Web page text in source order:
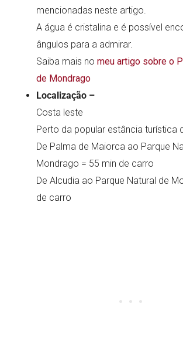
mencionadas neste artigo.
A água é cristalina e é possível
ângulos para a admirar.
Saiba mais nomeu artigo sobre o
de Mondrago
Localização –
Costa leste
Perto da popular estância turística
De Palma de Maiorca ao Parque
Mondrago = 55 min de carro
De Alcudia ao Parque Natural de
de carro